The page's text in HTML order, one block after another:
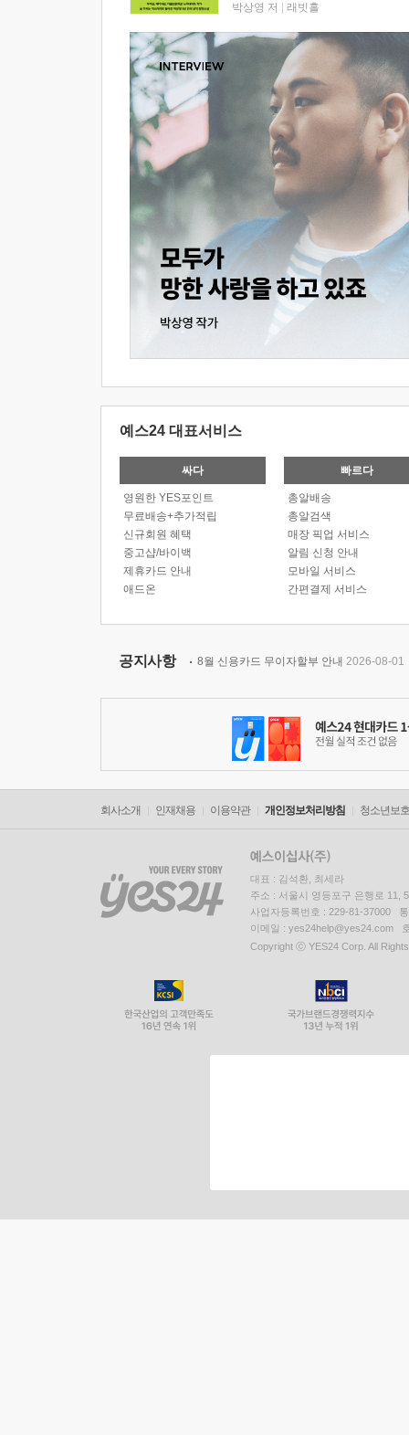
박상영 저 래빗홀
예스24 대표서비스
싸다
영원한 YES포인트
무료배송+추가적립
신규회원 혜택
중고샵/바이백
제휴카드 안내
애드온
빠르다
총알배송
총알검색
매장 픽업 서비스
알림 신청 안내
모바일 서비스
간편결제 서비스
공지사항 8월 신용카드 무이자할부 안내 2026-08-01
회사소개 인재채용 이용약관 개인정보처리방침 청소년보
대표 : 김석환, 최세라
주소 : 서울시 영등포구 은행로 11,
사업자등록번호 : 229-81-37000
이메일 : yes24help@yes24.com
Copyright ⓒ YES24 Corp. All